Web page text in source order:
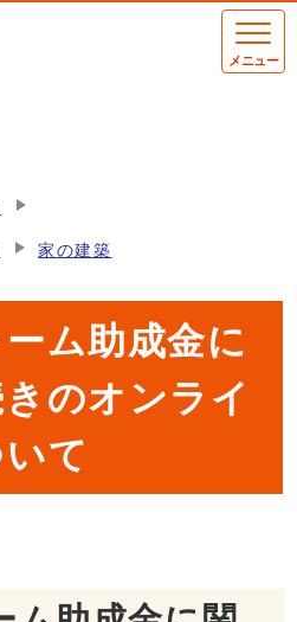
メニュー
家の建築
ム助成金に
のオンライ
て